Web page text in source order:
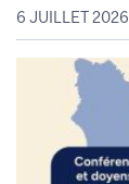
6 JUILLET 2026